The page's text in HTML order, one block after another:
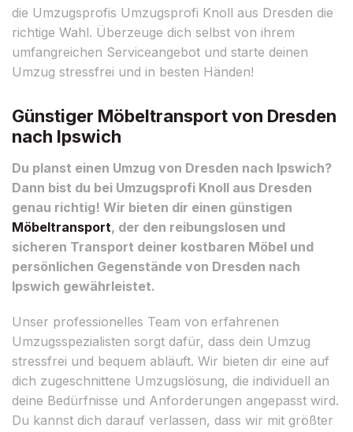
die Umzugsprofis Umzugsprofi Knoll aus Dresden die
richtige Wahl. Überzeuge dich selbst von ihrem
umfangreichen Serviceangebot und starte deinen
Umzug stressfrei und in besten Händen!
Günstiger Möbeltransport von Dresden
nach Ipswich
Du planst einen Umzug von Dresden nach Ipswich?
Dann bist du bei Umzugsprofi Knoll aus Dresden
genau richtig! Wir bieten dir einen günstigen
Möbeltransport, der den reibungslosen und
sicheren Transport deiner kostbaren Möbel und
persönlichen Gegenstände von Dresden nach
Ipswich gewährleistet.
Unser professionelles Team von erfahrenen
Umzugsspezialisten sorgt dafür, dass dein Umzug
stressfrei und bequem abläuft. Wir bieten dir eine auf
dich zugeschnittene Umzugslösung, die individuell an
deine Bedürfnisse und Anforderungen angepasst wird.
Du kannst dich darauf verlassen, dass wir mit größter